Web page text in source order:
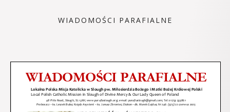
WIADOMOŚCI PARAFIALNE